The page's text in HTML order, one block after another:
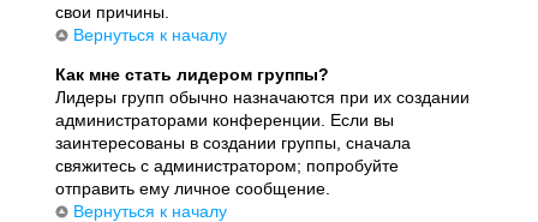
свои причины.
Вернуться к началу
Как мне стать лидером группы?
Лидеры групп обычно назначаются при их создании
администраторами конференции. Если вы
заинтересованы в создании группы, сначала
свяжитесь с администратором; попробуйте
отправить ему личное сообщение.
Вернуться к началу